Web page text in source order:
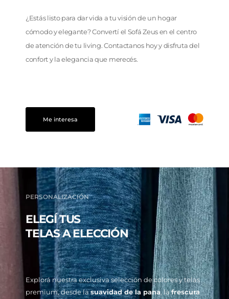
¿Estás listo para dar vida a tu visión de un hogar
cómodo y elegante? Convertí el Sofá Zeus en el centro
de atención de tu living. Contactanos hoy y disfruta del
confort y la elegancia que merecés.
Me interesa
PERSONALIZACIÓN
ELEGÍ TUS
TELAS A ELECCIÓN
Explorá nuestra exclusiva selección de colores y telas
premium, desde lasuavidad de la pana, lafrescura